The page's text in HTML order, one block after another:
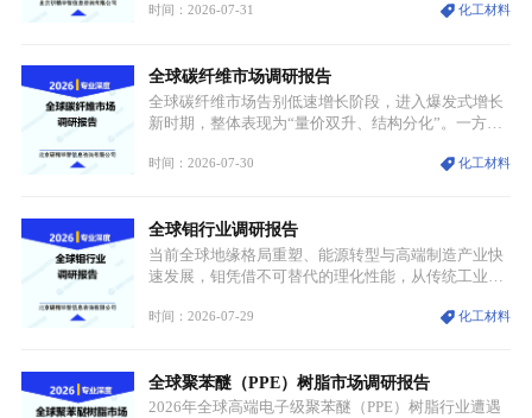
用价值难以被替代。依托理化优势，镍被全球主要经
型为新能源核心战略矿产，全球产业形成“印尼掌控
资源与产能、中国主导消费与技术、工艺向低碳湿法
迭代、再生镍加速补位”的全新格局。
时间：2026-07-31 化工材料
全球碳纤维市场调研报告
全球碳纤维市场告别低速增长阶段，进入爆发式增长
新时期，整体表现为“量价双升、结构分化”。一方面
持续扩张；另一方面产品、需求、应用场景呈现明显
体规模扩张，高附加值领域与规模化工业应用形成两
大独立增长体系。
时间：2026-07-30 化工材料
全球钼行业调研报告
当前全球地缘格局重塑、能源转型与高端制造产业快
速发展，钼凭借不可替代的理化性能，从传统工业金
需格局重构、价值体系重估的新阶段。钼是典型难熔
贯穿传统工业、高端制造、军工、新能源等多个核心
产业，成为现代工业体系中不可或缺的基础材料。
时间：2026-07-29 化工材料
全球聚苯醚（PPE）树脂市场调研报告
2026年全球高端电子级聚苯醚（PPE）树脂行业遭遇